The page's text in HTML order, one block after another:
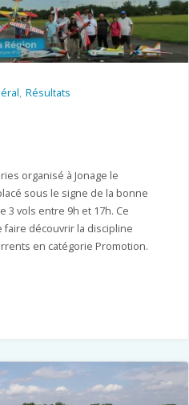
, Résultats
organisé à Jonage le
sous le signe de la bonne
3 vols entre 9h et 17h. Ce
faire découvrir la discipline
en catégorie Promotion.